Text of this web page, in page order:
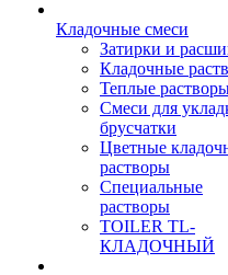
Кладочные смеси
Затирки и
Кладочные
Теплые
Смеси для
брусчатки
Цветные
растворы
Специальные
растворы
TOILER TL-
КЛАДОЧНЫЙ